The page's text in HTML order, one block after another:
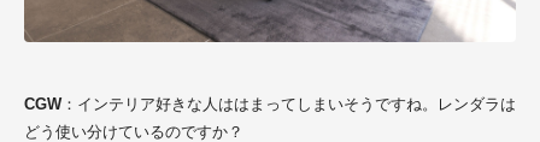
CGW：インテリア好きな人ははまってしまいそうですね。レンダラは
どう使い分けているのですか？